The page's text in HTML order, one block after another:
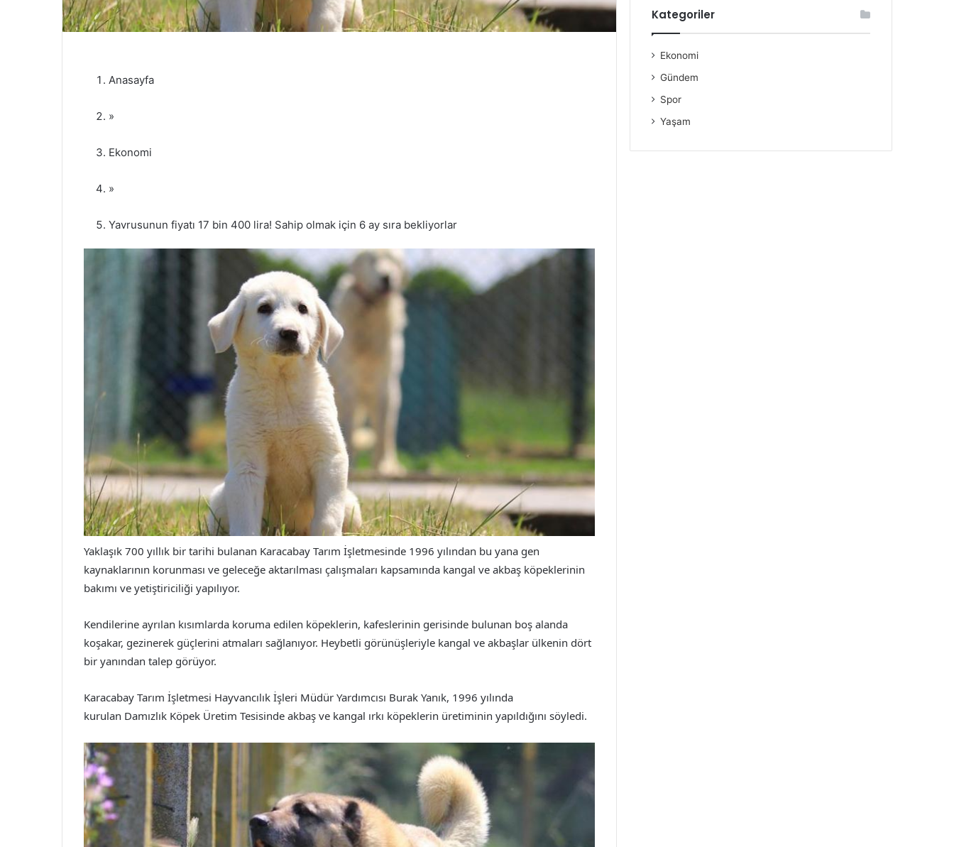
Anasayfa
»
Ekonomi
»
Yavrusunun fiyatı 17 bin 400 lira! Sahip olmak için 6 ay sıra bekliyorlar
Yaklaşık 700 yıllık bir tarihi bulanan Karacabay Tarım İşletmesinde 1996 yılından bu yana gen
kaynaklarının korunması ve geleceğe aktarılması çalışmaları kapsamında kangal ve akbaş köpeklerinin
bakımı ve yetiştiriciliği yapılıyor.
Kendilerine ayrılan kısımlarda koruma edilen köpeklerin, kafeslerinin gerisinde bulunan boş alanda
koşakar, gezinerek güçlerini atmaları sağlanıyor. Heybetli görünüşleriyle kangal ve akbaşlar ülkenin dört
bir yanından talep görüyor.
Karacabay Tarım İşletmesi Hayvancılık İşleri Müdür Yardımcısı Burak Yanık, 1996 yılında
kurulan Damızlık Köpek Üretim Tesisinde akbaş ve kangal ırkı köpeklerin üretiminin yapıldığını söyledi.
Kategoriler
Ekonomi
Gündem
Spor
Yaşam